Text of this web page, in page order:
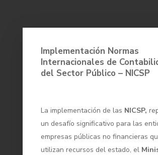
Implementación Normas
Internacionales de
del Sector Público – NICSP
La implementación de las NICSP,
un desafío significativo para las
empresas públicas no financieras
utilizan recursos del estado, el